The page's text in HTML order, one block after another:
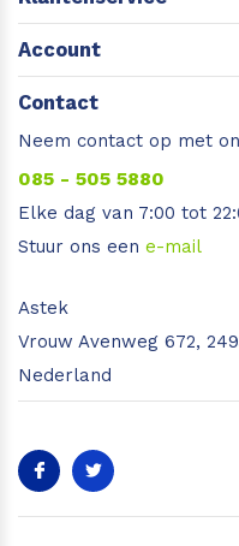
Account
Contact
Neem contact op met
085 - 505 5880
Elke dag van 7:00 tot
Stuur ons een e-mail
Astek
Vrouw Avenweg 672,
Nederland